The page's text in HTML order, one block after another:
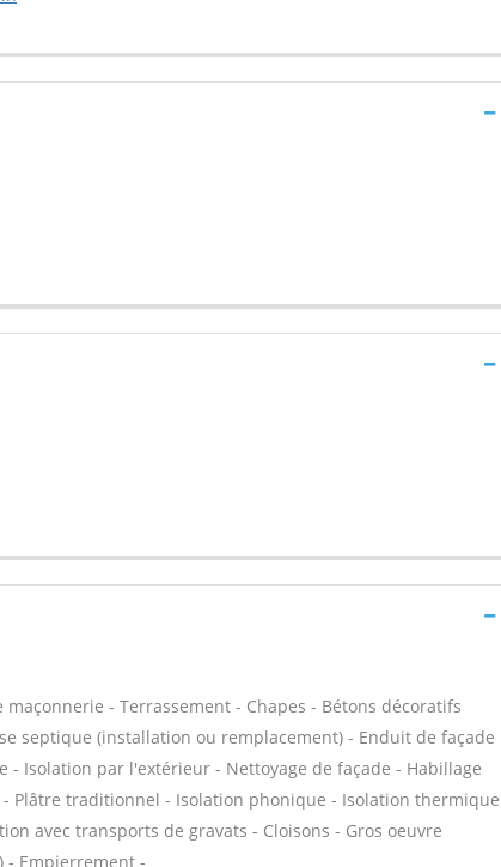
- Terrassement - Chapes - Bétons décoratifs
septique (installation ou remplacement) - Enduit de façade
- Isolation par l'extérieur - Nettoyage de façade - Habillage
Plâtre traditionnel - Isolation phonique - Isolation thermique
avec transports de gravats - Cloisons - Gros oeuvre
- Empierrement -